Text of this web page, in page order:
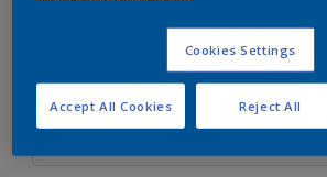
Colori
Cookies Settings
Reject All
Accept All Cookies